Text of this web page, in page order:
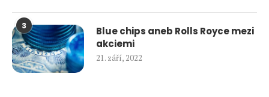
3
Blue chips aneb Rolls Royce mezi
akciemi
21. září, 2022